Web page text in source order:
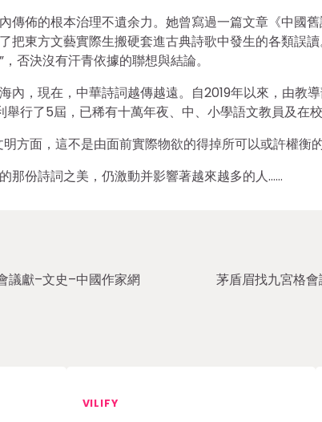
傳佈的根本治理不遺余力。她曾寫過一篇文章《中國
把東方文藝實際生搬硬套進古典詩歌中發生的各類誤
否決沒有汗青依據的聯想與結論。
內，現在，中華詩詞越傳越遠。自2019年以來，由教導
舉行了5屆，已稀有十萬年夜、中、小學語文教員及在
方面，這不是由面前實際物欲的得掉所可以或許權衡的
那份詩詞之美，仍激動并影響著越來越多的人……
議獻–文史–中國作家網
茅盾眉找九宮格
VILIFY